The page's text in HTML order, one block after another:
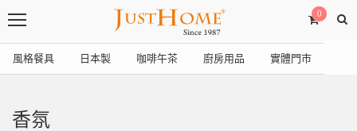
0
風格餐具 日本製 咖啡午茶 廚房用品 實體門市
香氛